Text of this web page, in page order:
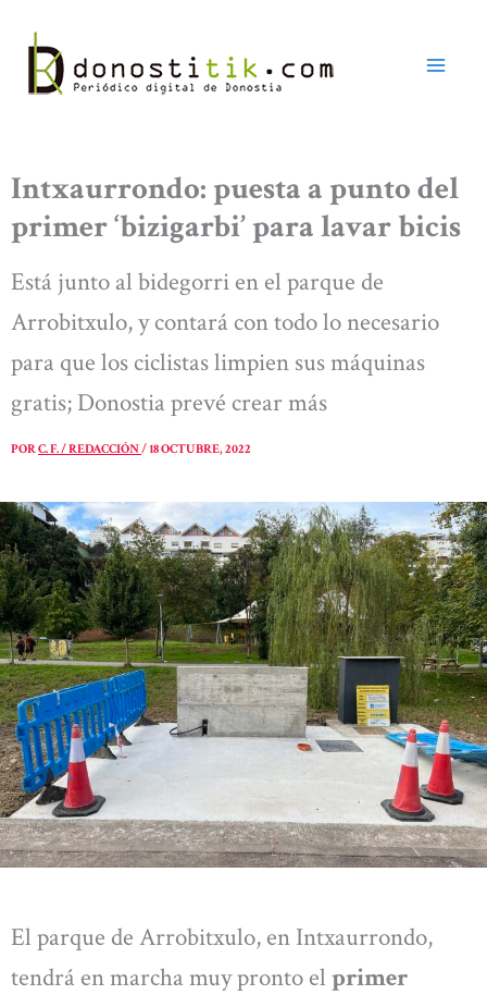
contenido
Intxaurrondo: puesta a punto del
primer ‘bizigarbi’ para lavar bicis
Está junto al bidegorri en el parque de
Arrobitxulo, y contará con todo lo necesario
para que los ciclistas limpien sus máquinas
gratis; Donostia prevé crear más
PORC. F. / REDACCIÓN/18 OCTUBRE, 2022
El parque de Arrobitxulo, en Intxaurrondo,
tendrá en marcha muy pronto el primer